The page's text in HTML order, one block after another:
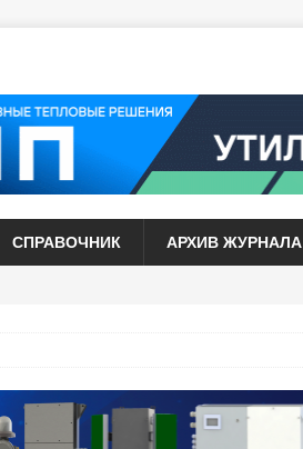
СПРАВОЧНИК АРХИВ ЖУРНАЛА